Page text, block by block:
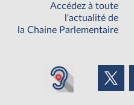
Accédez à toute
l'actualité de
la Chaine Parlementaire